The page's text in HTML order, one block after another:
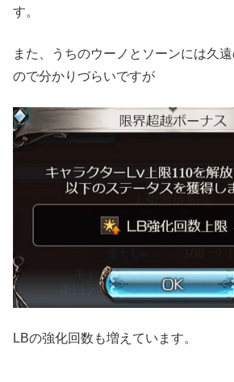
す。
また、うちのウーノとソーンには久
ので分かりづらいですが
LBの強化回数も増えています。